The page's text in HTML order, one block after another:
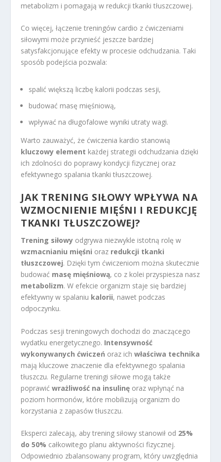
metabolizm i pomagają w redukcji tkanki tłuszczowej.
Co więcej, łączenie treningów cardio z ćwiczeniami
siłowymi może przynieść jeszcze bardziej
satysfakcjonujące efekty w procesie odchudzania. Taki
sposób podejścia pozwala:
spalić większą liczbę kalorii podczas sesji,
budować masę mięśniową,
wpływać na długofalowe wyniki utraty wagi.
Warto zauważyć, że ćwiczenia kardio stanowią
kluczowy element każdej strategii odchudzania dzięki
ich zdolności do poprawy kondycji fizycznej oraz
efektywnego spalania tkanki tłuszczowej.
JAK TRENING SIŁOWY WPŁYWA NA
WZMOCNIENIE MIĘŚNI I REDUKCJĘ
TKANKI TŁUSZCZOWEJ?
Trening siłowy odgrywa niezwykle istotną rolę w
wzmacnianiu mięśni oraz redukcji tkanki
tłuszczowej. Dzięki tym ćwiczeniom można skutecznie
budować masę mięśniową, co z kolei przyspiesza nasz
metabolizm. W efekcie organizm staje się bardziej
efektywny w spalaniu kalorii, nawet podczas
odpoczynku.
Podczas sesji treningowych dochodzi do znaczącego
wydatku energetycznego. Intensywność
wykonywanych ćwiczeń oraz ichwłaściwa technika
mają kluczowe znaczenie dla efektywnego spalania
tłuszczu. Regularne treningi siłowe mogą także
poprawićwrażliwość na insulinę oraz wpłynąć na
poziom hormonów, które mobilizują organizm do
korzystania z zapasów tłuszczu.
Eksperci zalecają, aby trening siłowy stanowił od 25%
do 50% całkowitego planu aktywności fizycznej.
Odpowiednio zbalansowany program, który uwzględnia